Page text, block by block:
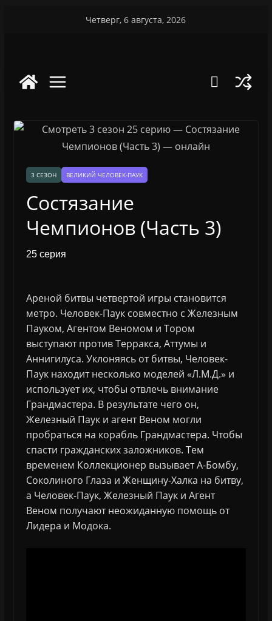
Четверг, 6 августа, 2026
3 СЕЗОН ВЕЛИКИЙ ЧЕЛОВЕК-ПАУК
Состязание
Чемпионов (Часть 3)
25 серия
Ареной битвы четвертой игры становится
метро. Человек-Паук совместно с Железным
Пауком, Агентом Веномом и Тором
выступают против Терракса, Аттумы и
Аннигилуса. Уклоняясь от битвы, Человек-
Паук находит несколько моделей «Л.М.Д.» и
использует их, чтобы отвлечь внимание
Грандмастера. В результате чего он,
Железный Паук и агент Веном могли
пробраться на корабль Грандмастера. Чтобы
спасти гражданских заложников. Тем
временем Коллекционер вызывает А-Бомбу,
Соколиного Глаза и Женщину-Халка на битву,
а Человек-Паук, Железный Паук и Агент
Веном получают неожиданную помощь от
Лидера и Модока.